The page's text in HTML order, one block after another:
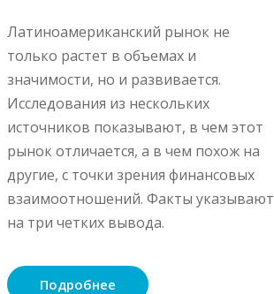
Латиноамериканский рынок не
только растет в объемах и
значимости, но и развивается.
Исследования из нескольких
источников показывают, в чем этот
рынок отличается, а в чем похож на
другие, с точки зрения финансовых
взаимоотношений. Факты указывают
на три четких вывода.
Подробнее